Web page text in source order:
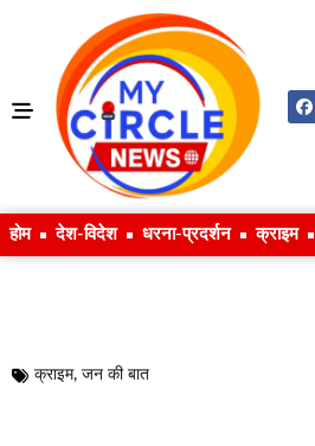
होम देश-विदेश धरना-प्रदर्शन क्राइम
क्राइम, जन की बात